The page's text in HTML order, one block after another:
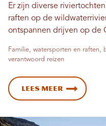
Er zijn diverse
raften op de
ontspannen drijven op de
Familie, watersporten en raften,
verantwoord reizen
Lees meer